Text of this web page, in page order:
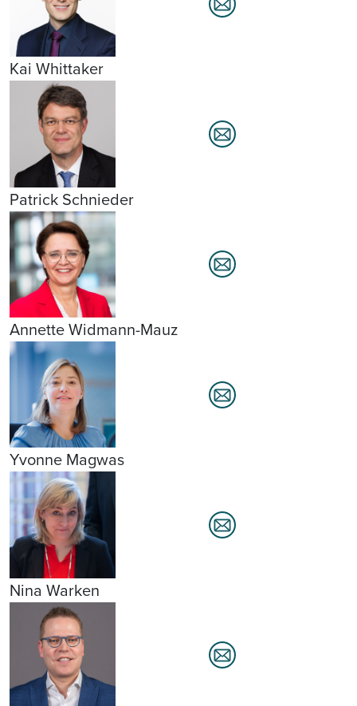
Kai Whittaker
Patrick Schnieder
Annette Widmann-Mauz
Yvonne Magwas
Nina Warken